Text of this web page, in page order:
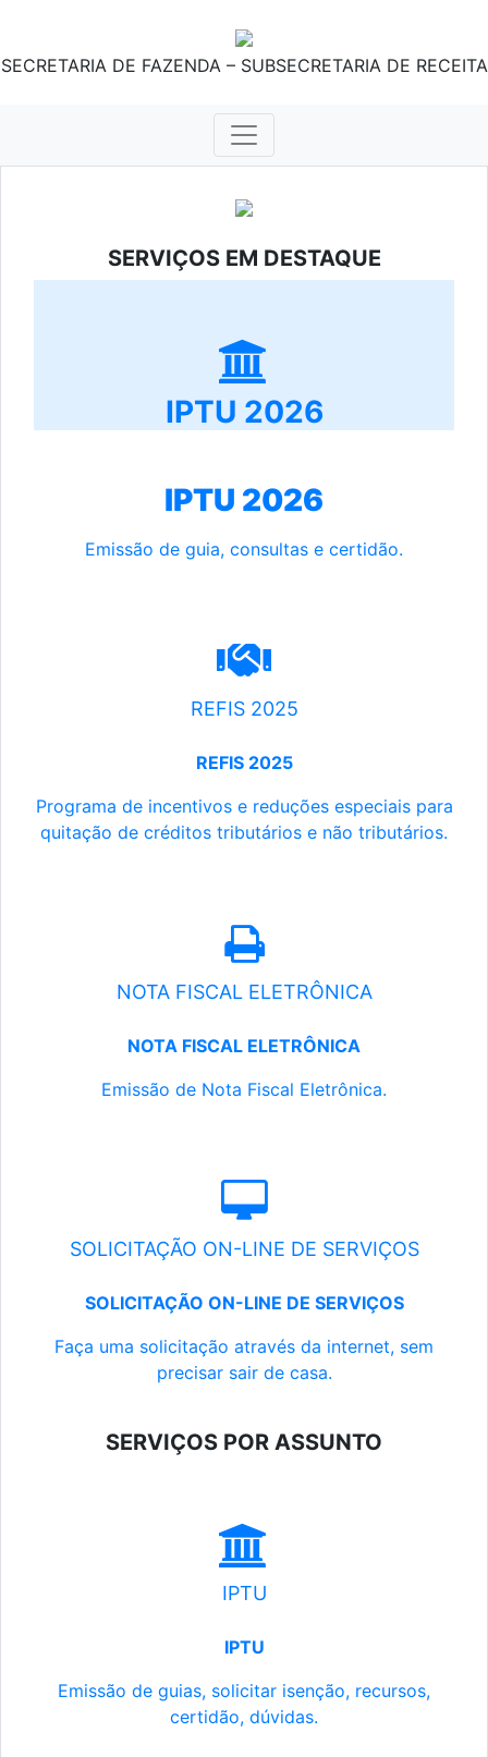
SECRETARIA DE FAZENDA – SUBSECRETARIA DE RECEITA
SERVIÇOS EM DESTAQUE
IPTU 2026
IPTU 2026
Emissão de guia, consultas e certidão.
REFIS 2025
REFIS 2025
Programa de incentivos e reduções especiais para
quitação de créditos tributários e não tributários.
NOTA FISCAL ELETRÔNICA
NOTA FISCAL ELETRÔNICA
Emissão de Nota Fiscal Eletrônica.
SOLICITAÇÃO ON-LINE DE SERVIÇOS
SOLICITAÇÃO ON-LINE DE SERVIÇOS
Faça uma solicitação através da internet, sem
precisar sair de casa.
SERVIÇOS POR ASSUNTO
IPTU
IPTU
Emissão de guias, solicitar isenção, recursos,
certidão, dúvidas.